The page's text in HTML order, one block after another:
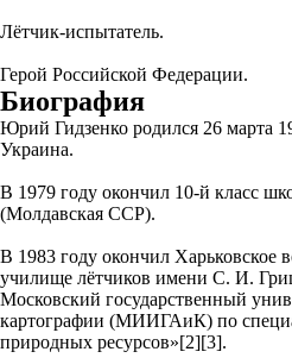
Лётчик-испытатель.
Герой Российской Федерации.
Биография
Юрий Гидзенко родился 26 марта
Украина.
В 1979 году окончил 10-й класс
(Молдавская ССР).
В 1983 году окончил Харьковское
училище лётчиков имени С. И.
Московский государственный
картографии (МИИГАиК) по
природных ресурсов»[2][3].